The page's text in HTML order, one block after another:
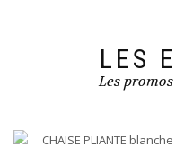
LES
Les